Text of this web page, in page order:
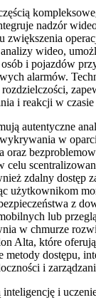
nadzór
zwiększenia
wideo,
i pojazdów
alarmów.
i reakcji w
autentyczne
w
oraz
zdalny dostęp
użytkownikom
z
lub
w chmurze
Alta, które
metody dostępu,
i
i